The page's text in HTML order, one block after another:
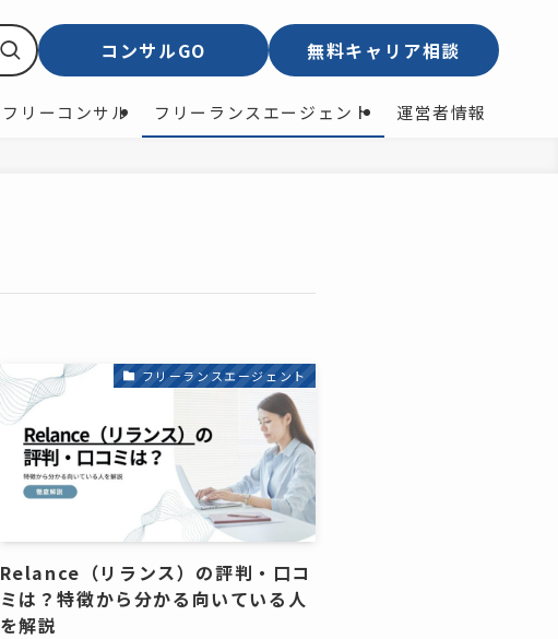
コンサルGO 無料キャリア相談
フリーコンサル フリーランスエージェント 運営者情報
フリーランスエージェント
Relance（リランス）の評判・口コ
ミは？特徴から分かる向いている人
を解説